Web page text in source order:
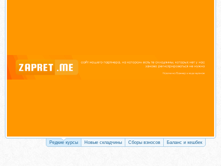
Редкие курсы Новые складчины Сборы взносов Баланс и кешбек